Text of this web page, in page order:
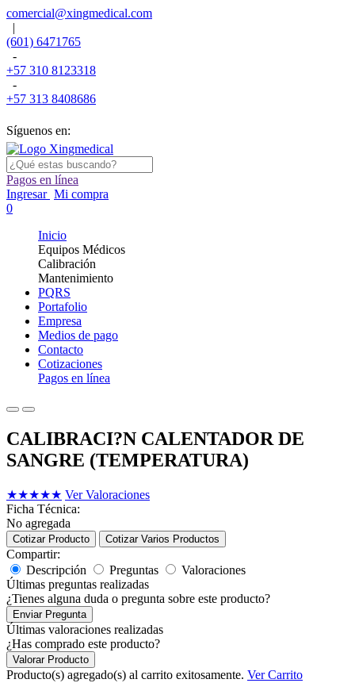
comercial@xingmedical.com
|
(601) 6471765
-
+57 310 8123318
-
+57 313 8408686
Síguenos en:
Pagos en línea
Ingresar Mi compra
0
Inicio
Equipos Médicos
Calibración
Mantenimiento
PQRS
Portafolio
Empresa
Medios de pago
Contacto
Cotizaciones
Pagos en línea
CALIBRACI?N CALENTADOR DE
SANGRE (TEMPERATURA)
★★★★★ Ver Valoraciones
Ficha Técnica:
No agregada
Cotizar Producto Cotizar Varios Productos
Compartir:
Descripción
Preguntas
Valoraciones
Últimas preguntas realizadas
¿Tienes alguna duda o pregunta sobre este producto?
Enviar Pregunta
Últimas valoraciones realizadas
¿Has comprado este producto?
Valorar Producto
Producto(s) agregado(s) al carrito exitosamente. Ver Carrito